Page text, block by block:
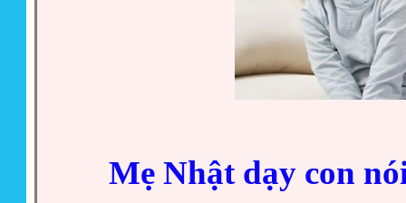
Mẹ Nhật dạy con